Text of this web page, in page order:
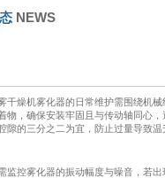
NEWS
干燥机雾化器的日常维护需围绕机
物，确保安装牢固且与传动轴同心
隙的三分之二为宜，防止过量导致
监控雾化器的振动幅度与噪音，若